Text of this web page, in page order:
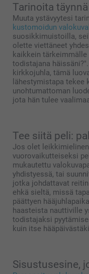
Tarinoita
Muuta ystävyytesi
kustomoidun
suosikkimuistoilla,
olette viettäneet
kaikkein
todistajana
kirkkojuhla, tämä
lähestymistapa
unohtumattoman
jota hän tulee
Tee siitä peli:
Jos olet
vuorovaikutteiseksi
mukautettu
yhdistyessä, tai
jotka johdattavat
ehkä sieltä, missä
päättyen
haasteista nauttiville
todistajaksi
kuin itse
Sisustusesine,